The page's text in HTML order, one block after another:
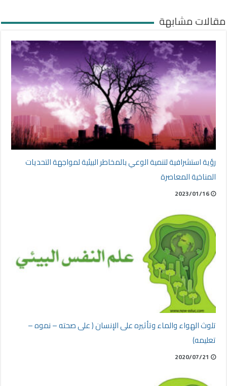
مقالات مشابهة
رؤية استشرافية لتنمية الوعي بالمخاطر البيئية لمواجهة التحديات
المناخية المعاصرة
2023/01/16
تلوث الهواء والماء وتأثيره على الإنسان ( على صحته – نموه –
تعليمه)
2020/07/21